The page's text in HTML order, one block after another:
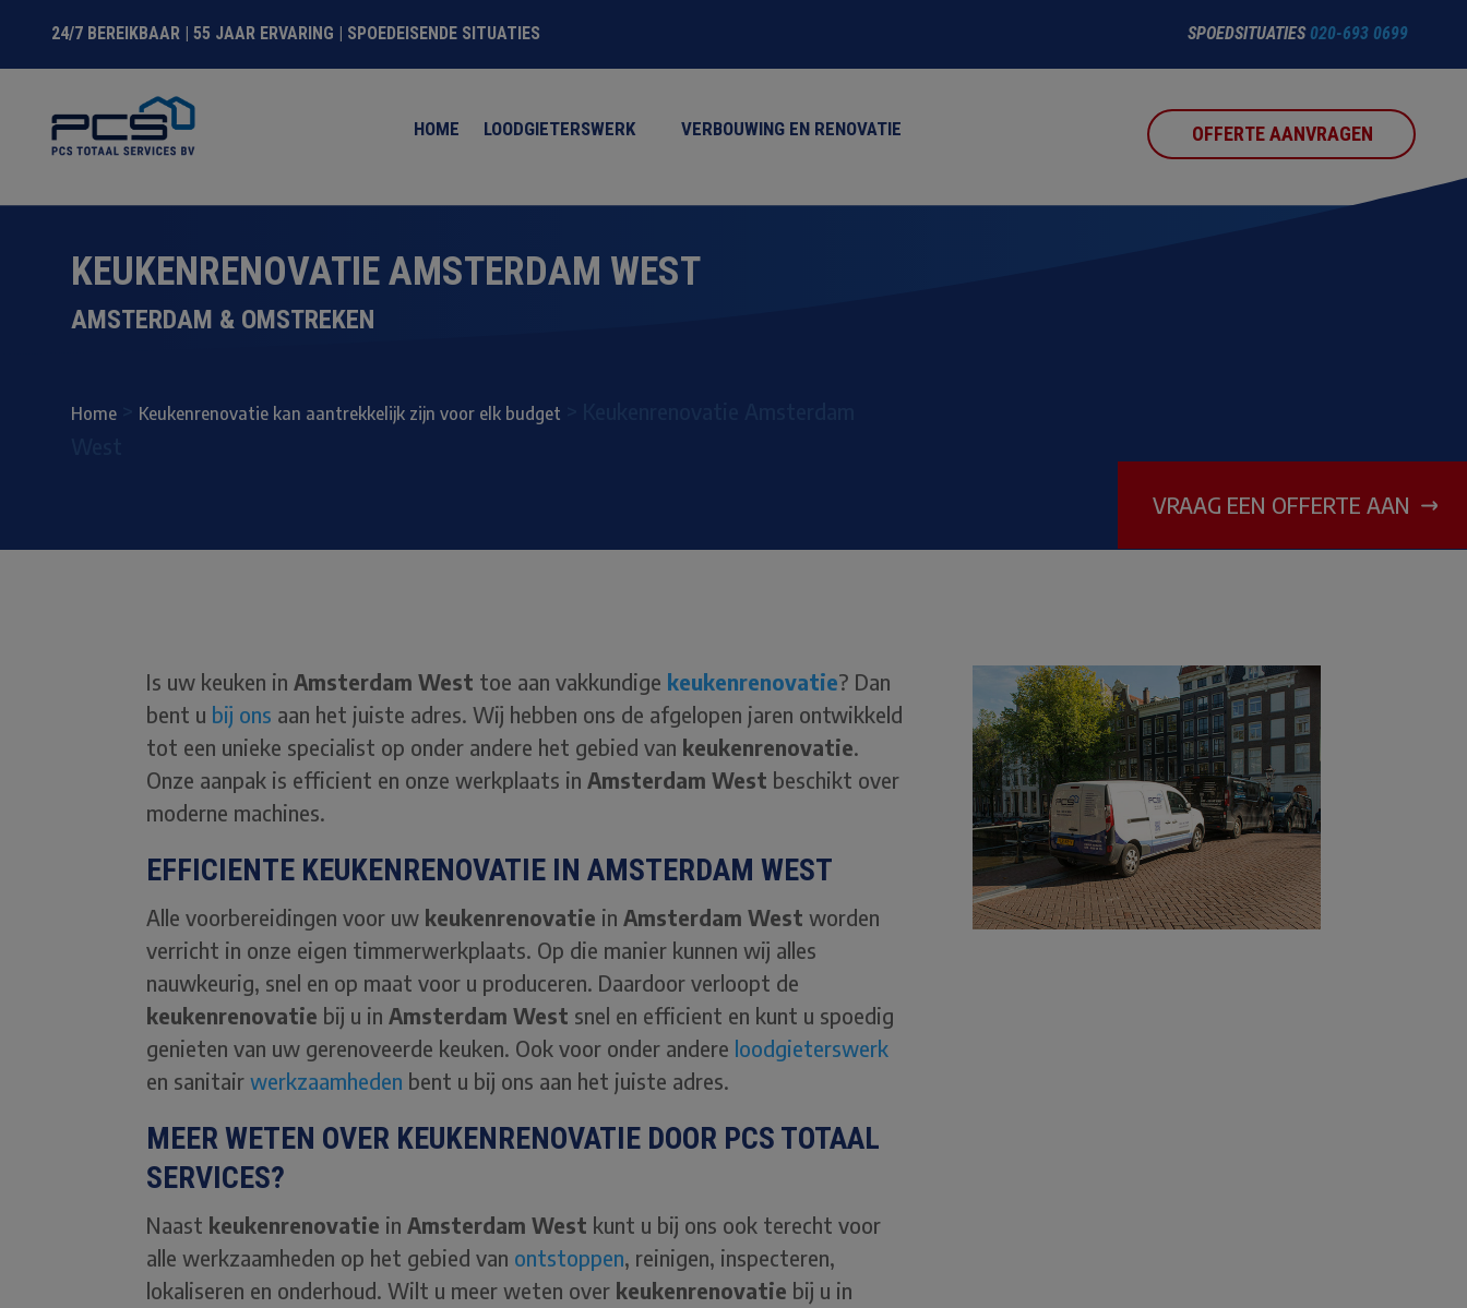
24/7 BEREIKBAAR | 55 JAAR ERVARING | SPOEDEISENDE SITUATIES SPOEDSITUATIES 020-693 0699
HOME LOODGIETERSWERK VERBOUWING EN RENOVATIE OFFERTE AANVRAGEN
KEUKENRENOVATIE AMSTERDAM WEST
AMSTERDAM & OMSTREKEN
Home> Keukenrenovatie kan aantrekkelijk zijn voor elk budget
VRAAG EEN OFFERTE AAN
Is uw keuken inAmsterdam West toe aan vakkundige keukenrenovatie? Dan
bent u bij ons aan het juiste adres. Wij hebben ons de afgelopen jaren ontwikkeld
tot een unieke specialist op onder andere het gebied van keukenrenovatie.
Onze aanpak is efficient en onze werkplaats inAmsterdam West beschikt over
moderne machines.
EFFICIENTE KEUKENRENOVATIE IN AMSTERDAM WEST
Alle voorbereidingen voor uw keukenrenovatie inAmsterdam West worden
verricht in onze eigen timmerwerkplaats. Op die manier kunnen wij alles
nauwkeurig, snel en op maat voor u produceren. Daardoor verloopt de
keukenrenovatie bij u inAmsterdam West snel en efficient en kunt u spoedig
genieten van uw gerenoveerde keuken. Ook voor onder andere loodgieterswerk
en sanitairwerkzaamheden bent u bij ons aan het juiste adres.
MEER WETEN OVER KEUKENRENOVATIE DOOR PCS TOTAAL
SERVICES?
Naast keukenrenovatie inAmsterdam West kunt u bij ons ook terecht voor
alle werkzaamheden op het gebied van ontstoppen, reinigen, inspecteren,
lokaliseren en onderhoud. Wilt u meer weten over keukenrenovatie bij u in